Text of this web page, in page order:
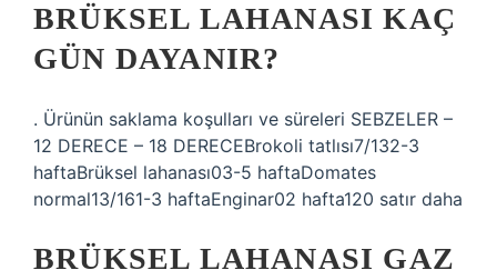
BRÜKSEL LAHANASI KAÇ
GÜN DAYANIR?
. Ürünün saklama koşulları ve süreleri SEBZELER –
12 DERECE – 18 DERECEBrokoli tatlısı7/132-3
haftaBrüksel lahanası03-5 haftaDomates
normal13/161-3 haftaEnginar02 hafta120 satır daha
BRÜKSEL LAHANASI GAZ